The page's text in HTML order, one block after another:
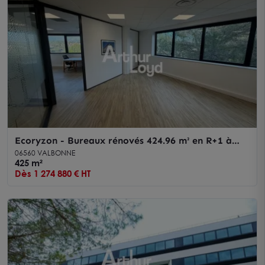
Ecoryzon - Bureaux rénovés 424.96 m² en R+1 à
vendre - Sophia Antipolis
06560 VALBONNE
425 m²
Dès 1 274 880 € HT